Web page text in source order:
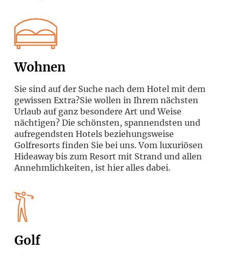
Wohnen
Sie sind auf der Suche nach dem Hotel mit dem
gewissen Extra?Sie wollen in Ihrem nächsten
Urlaub auf ganz besondere Art und Weise
nächtigen? Die schönsten, spannendsten und
aufregendsten Hotels beziehungsweise
Golfresorts finden Sie bei uns. Vom luxuriösen
Hideaway bis zum Resort mit Strand und allen
Annehmlichkeiten, ist hier alles dabei.
Golf